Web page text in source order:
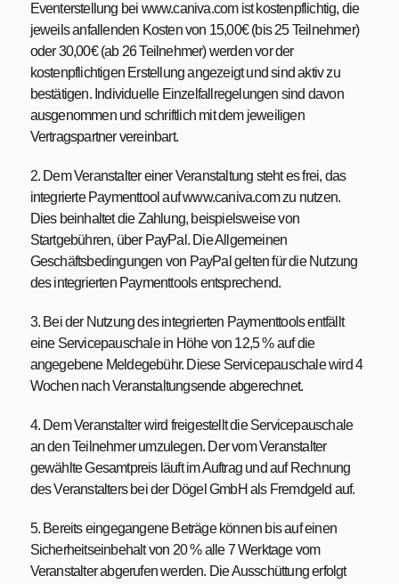
Eventerstellung bei www.caniva.com ist kostenpflichtig, die
jeweils anfallenden Kosten von 15,00€ (bis 25 Teilnehmer)
oder 30,00€ (ab 26 Teilnehmer) werden vor der
kostenpflichtigen Erstellung angezeigt und sind aktiv zu
bestätigen. Individuelle Einzelfallregelungen sind davon
ausgenommen und schriftlich mit dem jeweiligen
Vertragspartner vereinbart.
2. Dem Veranstalter einer Veranstaltung steht es frei, das
integrierte Paymenttool auf www.caniva.com zu nutzen.
Dies beinhaltet die Zahlung, beispielsweise von
Startgebühren, über PayPal. Die Allgemeinen
Geschäftsbedingungen von PayPal gelten für die Nutzung
des integrierten Paymenttools entsprechend.
3. Bei der Nutzung des integrierten Paymenttools entfällt
eine Servicepauschale in Höhe von 12,5 % auf die
angegebene Meldegebühr. Diese Servicepauschale wird 4
Wochen nach Veranstaltungsende abgerechnet.
4. Dem Veranstalter wird freigestellt die Servicepauschale
an den Teilnehmer umzulegen. Der vom Veranstalter
gewählte Gesamtpreis läuft im Auftrag und auf Rechnung
des Veranstalters bei der Dögel GmbH als Fremdgeld auf.
5. Bereits eingegangene Beträge können bis auf einen
Sicherheitseinbehalt von 20 % alle 7 Werktage vom
Veranstalter abgerufen werden. Die Ausschüttung erfolgt